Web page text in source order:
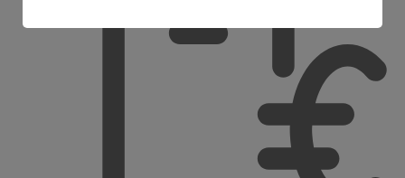
Informationen zum Herausgeber der Seite findest du